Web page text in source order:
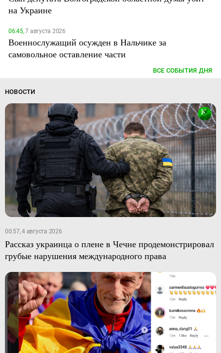
на Украине
06:45,7 августа 2026
Военнослужащий осужден в Нальчике за
самовольное оставление части
ВСЕ СОБЫТИЯ ДНЯ
НОВОСТИ
00:57, 4 августа 2026
Рассказ украинца о плене в Чечне продемонстрировал
грубые нарушения международного права